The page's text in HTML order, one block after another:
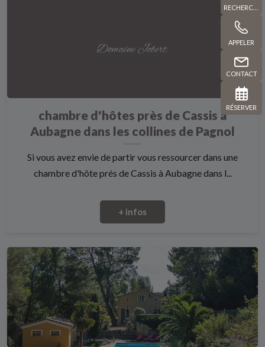
APPELER
CONTACT
RÉSERVER
chambre d'hôtes près de Cassis à
Aubagne dans les collines de Pagnol
Si vous avez envie de partir vous ressourcer dans une
chambre d'hôte prés de Cassis à Aubagne dans l...
+ infos